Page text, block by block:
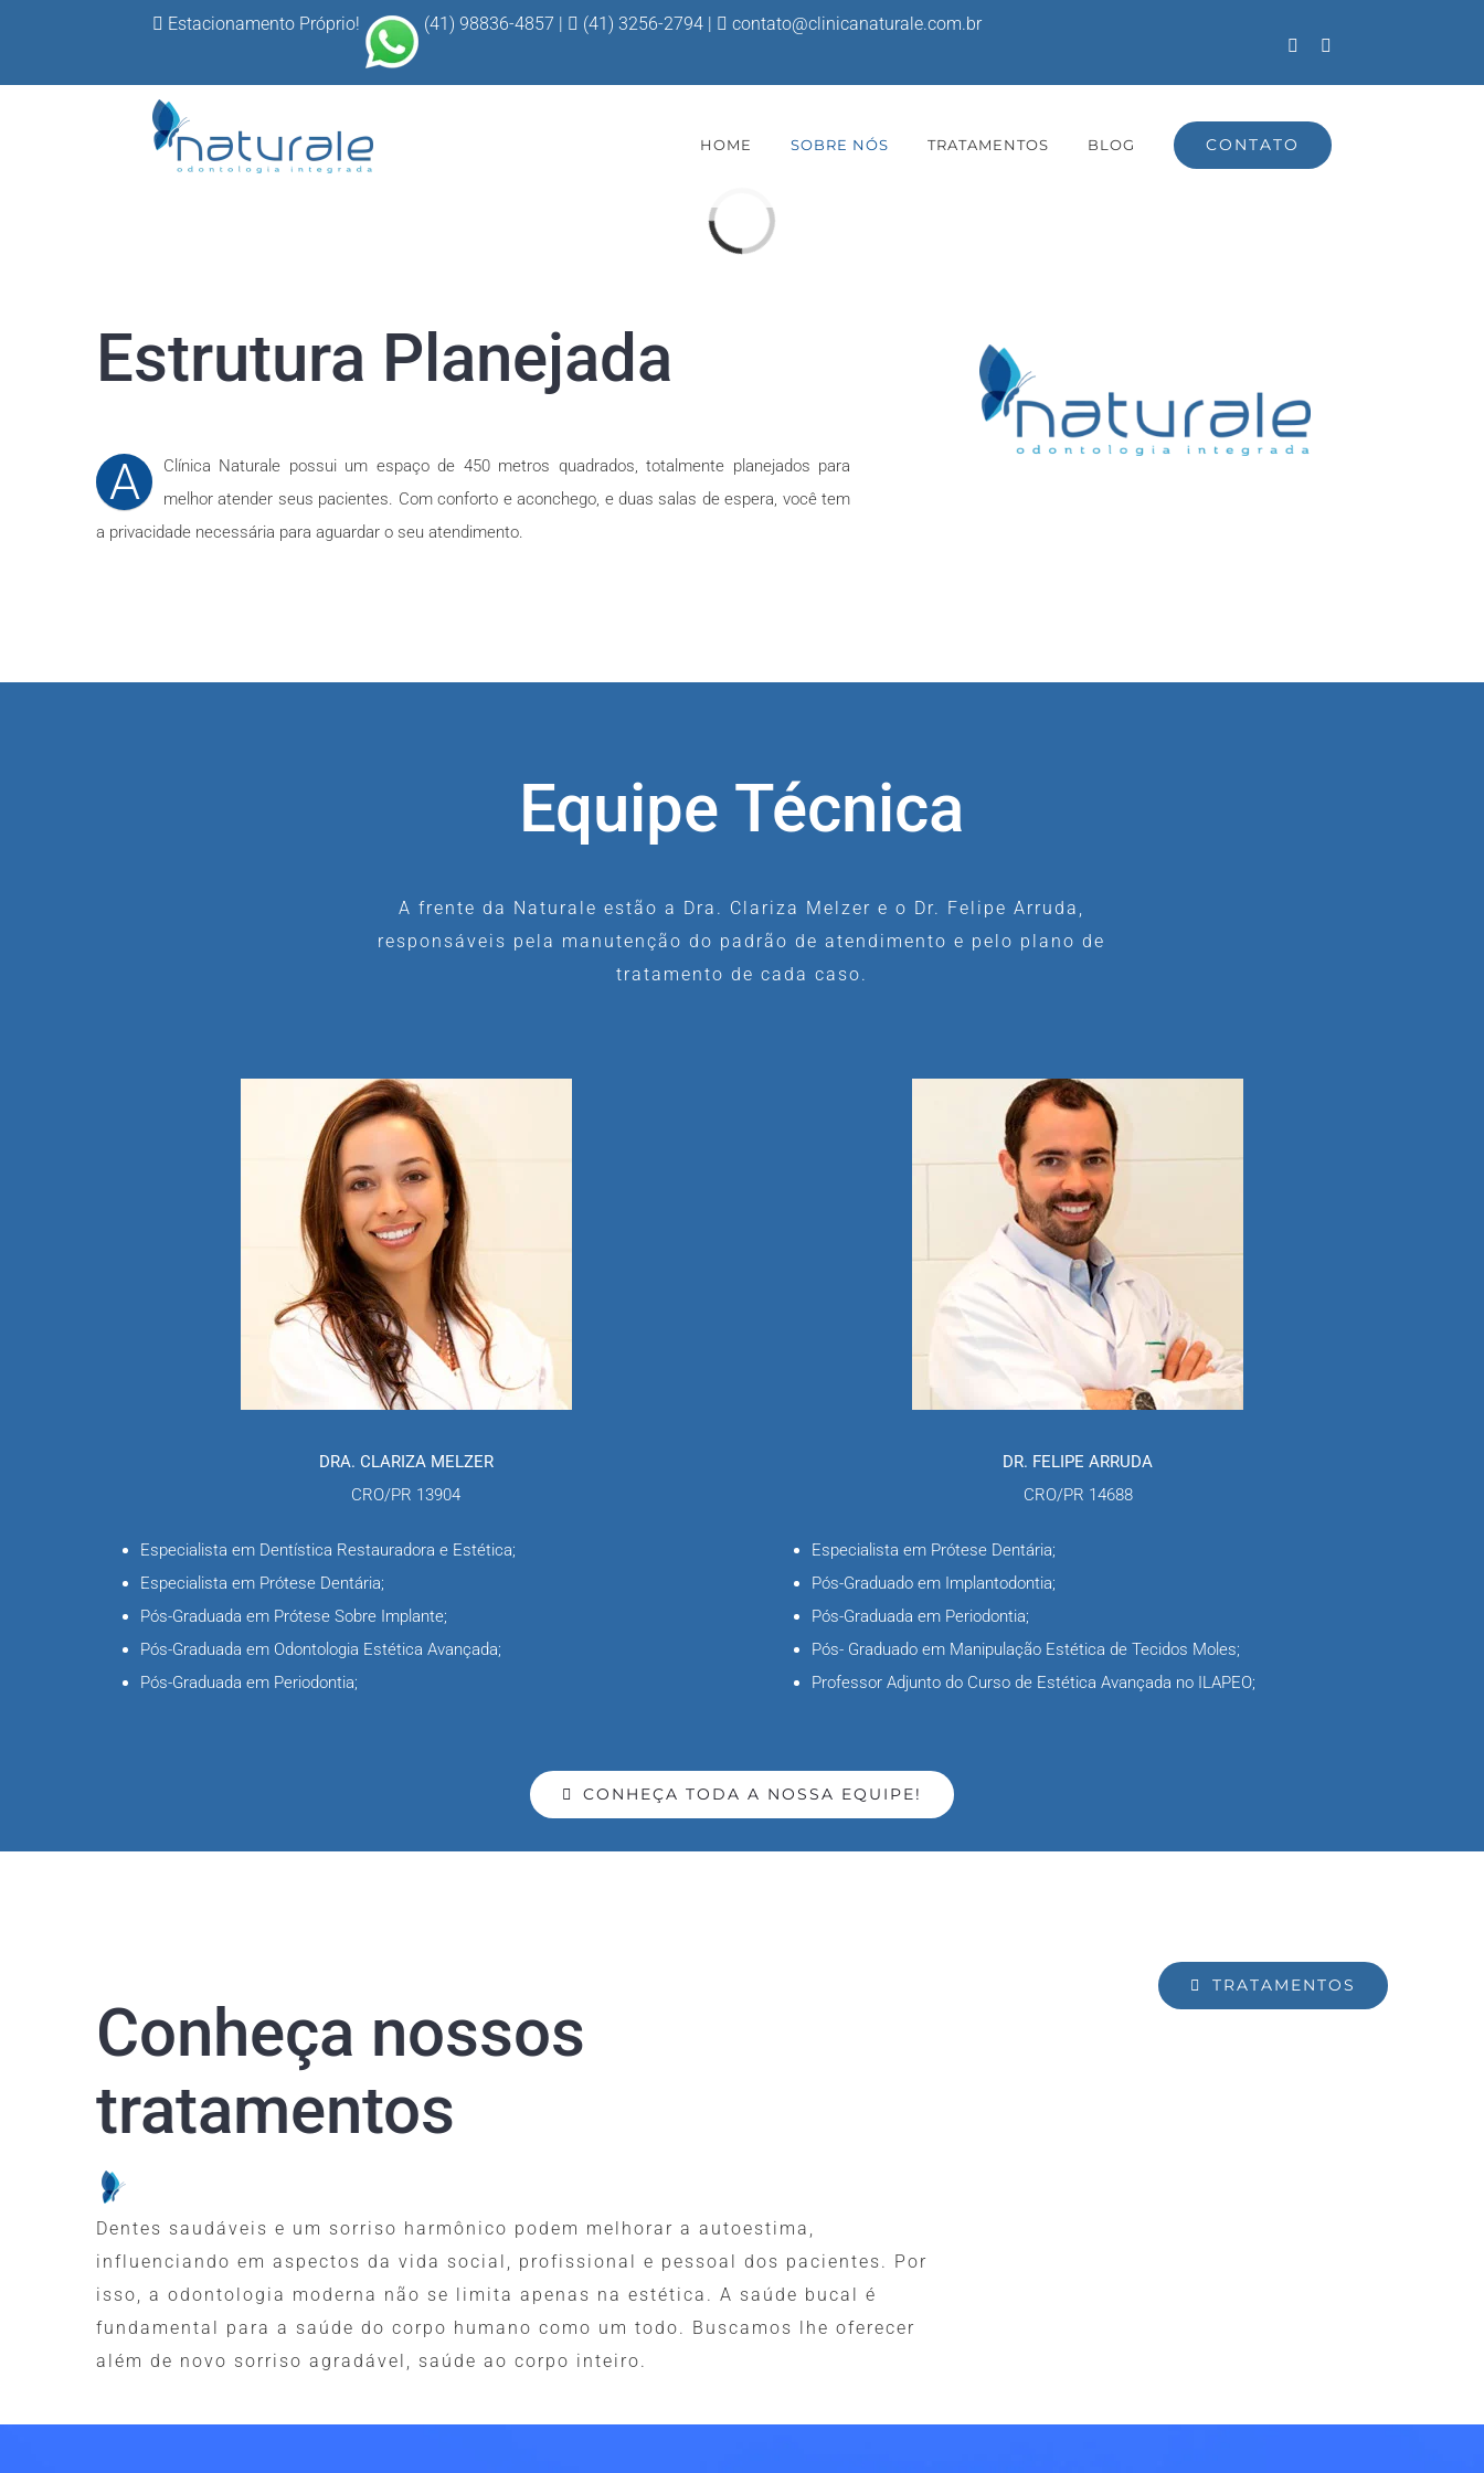
o
Estacionamento Próprio! (41) 98836-4857 | (41) 3256-2794 | contato@clinicanaturale.com.br
Facebook
HOME SOBRE NÓS TRATAMENTOS BLOG CONTATO
Loading...
Estrutura Planejada
A
Clínica Naturale possui um espaço de 450 metros quadrados, totalmente planejados para
melhor atender seus pacientes. Com conforto e aconchego, e duas salas de espera, você tem
a privacidade necessária para aguardar o seu atendimento.
Equipe Técnica
A frente da Naturale estão a Dra. Clariza Melzer e o Dr. Felipe Arruda,
responsáveis pela manutenção do padrão de atendimento e pelo plano de
tratamento de cada caso.
DRA. CLARIZA MELZER
CRO/PR 13904
Especialista em Dentística Restauradora e Estética;
Especialista em Prótese Dentária;
Pós-Graduada em Prótese Sobre Implante;
Pós-Graduada em Odontologia Estética Avançada;
Pós-Graduada em Periodontia;
DR. FELIPE ARRUDA
CRO/PR 14688
Especialista em Prótese Dentária;
Pós-Graduado em Implantodontia;
Pós-Graduada em Periodontia;
Pós- Graduado em Manipulação Estética de Tecidos Moles;
Professor Adjunto do Curso de Estética Avançada no ILAPEO;
CONHEÇA TODA A NOSSA EQUIPE!
Conheça nossos
tratamentos
Dentes saudáveis e um sorriso harmônico podem melhorar a autoestima,
influenciando em aspectos da vida social, profissional e pessoal dos pacientes. Por
isso, a odontologia moderna não se limita apenas na estética. A saúde bucal é
fundamental para a saúde do corpo humano como um todo. Buscamos lhe oferecer
além de novo sorriso agradável, saúde ao corpo inteiro.
TRATAMENTOS